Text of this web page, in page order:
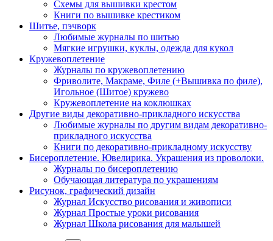
Схемы для вышивки крестом
Книги по вышивке крестиком
Шитье, пэчворк
Любимые журналы по шитью
Мягкие игрушки, куклы, одежда для кукол
Кружевоплетение
Журналы по кружевоплетению
Фриволите, Макраме, Филе (+Вышивка по филе),
Игольное (Шитое) кружево
Кружевоплетение на коклюшках
Другие виды декоративно-прикладного искусства
Любимые журналы по другим видам декоративно-
прикладного искусства
Книги по декоративно-прикладному искусству
Бисероплетение. Ювелирика. Украшения из проволоки.
Журналы по бисероплетению
Обучающая литература по украшениям
Рисунок, графический дизайн
Журнал Искусство рисования и живописи
Журнал Простые уроки рисования
Журнал Школа рисования для малышей